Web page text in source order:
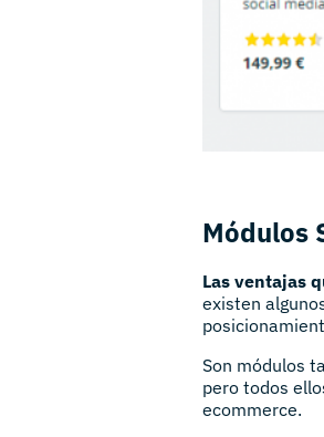
Módulos
Las ventajas
existen
Son módulos
pero todos
ecommerce.